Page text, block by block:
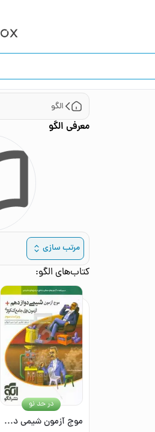
الگو
معرفی الگو
مرتب سازی
کتاب‌های الگو:
موج آزمون شیمی دوازدهم + آزمون‌های جامع کنکوری
در حد نو